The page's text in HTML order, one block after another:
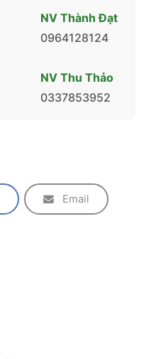
NV Thành Đạt
0964128124
NV Thu Thảo
0337853952
Email